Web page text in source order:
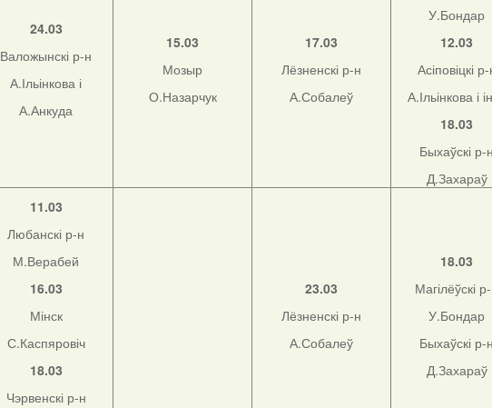
24.03
Валожынскі р-н
А.Ільінкова і
А.Анкуда
15.03
Мозыр
О.Назарчук
17.03
Лёзненскі р-н
А.Собалеў
У.Бондар
12.03
Асіповіцкі
А.Ільінкова і
18.03
Быхаўскі р-
Д.Захараў
11.03
Любанскі р-н
М.Верабей
16.03
Мінск
С.Каспяровіч
18.03
Чэрвенскі р-н
23.03
Лёзненскі р-н
А.Собалеў
18.03
Магілёўскі
У.Бондар
Быхаўскі р-
Д.Захараў